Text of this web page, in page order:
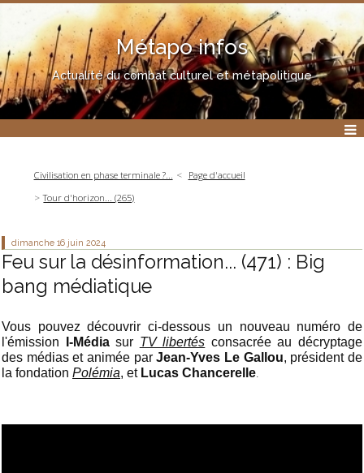
Métapo infos
Actualité du combat culturel et métapolitique
Civilisation en phase terminale ?...
Page d'accueil
Tour d'horizon... (265)
dimanche 16 juin 2024
Feu sur la désinformation... (471) : Big
bang médiatique
Vous pouvez découvrir ci-dessous un nouveau numéro de
l'émission
I-Médiasur TV libertés consacrée au décryptage
des médias et animée parJean-Yves Le Gallou, président de
la fondation Polémia, et Lucas Chancerelle